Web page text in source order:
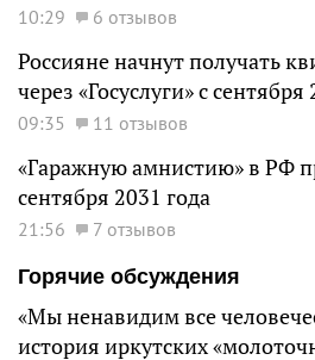
10:29 6 отзывов
Россияне начнут получать
через «Госуслуги» с сентября
09:35 11 отзывов
«Гаражную амнистию» в РФ
сентября 2031 года
21:56
7 отзывов
Горячие обсуждения
«Мы ненавидим все
история иркутских